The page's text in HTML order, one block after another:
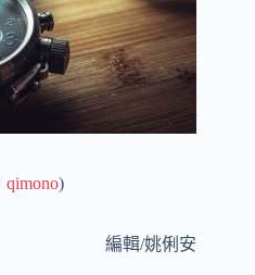
qimono)
編輯/姚俐安